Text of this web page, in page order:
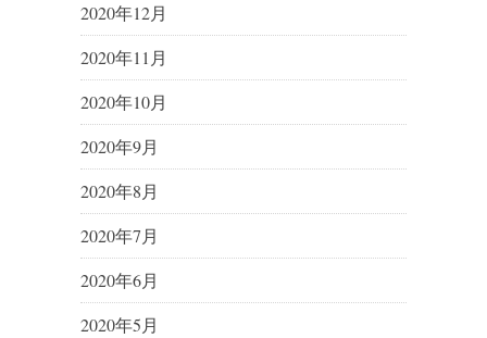
2020年12月
2020年11月
2020年10月
2020年9月
2020年8月
2020年7月
2020年6月
2020年5月